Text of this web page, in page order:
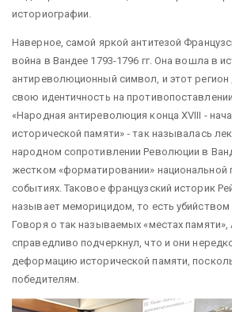
историографии.
Наверное, самой яркой антитезой
война в Вандее 1793-1796 гг. Она вошла в
антиреволюционный символ, и этот регион
свою идентичность на
«Народная антиреволюция конца XVIII -
исторической памяти» ‑ так называлась
народном сопротивлении Революции в
жестком «форматировании» национальной
событиях. Таковое французский историк
называет меморицидом, то есть убийством
Говоря о так называемых «местах памяти»,
справедливо подчеркнул, что и они
деформацию исторической памяти,
победителям.